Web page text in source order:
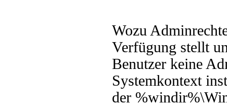
Wozu
Verfügung stellt
Benutzer keine
Systemkontext
der